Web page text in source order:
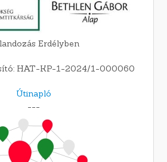
Erdélyben
HAT-KP-1-2024/1-000060
Útinapló
---